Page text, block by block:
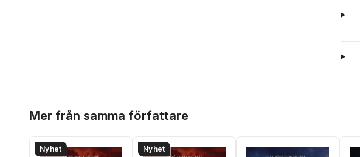
Mer från samma författare
Nyhet Nyhet